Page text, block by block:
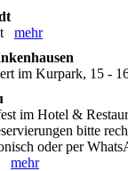
mehr
im Kurpark, 15 -
im Hotel &
bitte
oder per
mehr